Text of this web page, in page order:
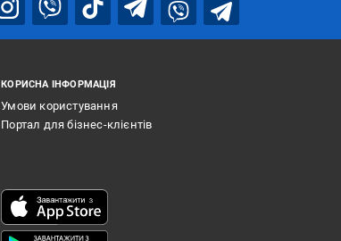
КОРИСНА ІНФОРМАЦІЯ
Умови користування
Портал для бізнес-клієнтів